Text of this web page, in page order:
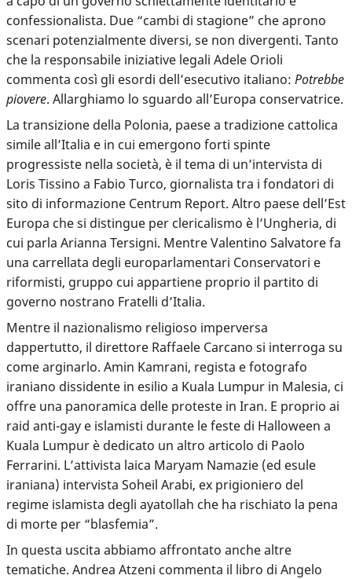
confessionalista. Due “cambi di stagione” che aprono
scenari potenzialmente diversi, se non divergenti. Tanto
che la responsabile iniziative legali Adele Orioli
commenta così gli esordi dell’esecutivo italiano: Potrebbe
piovere. Allarghiamo lo sguardo all’Europa conservatrice.
La transizione della Polonia, paese a tradizione cattolica
simile all’Italia e in cui emergono forti spinte
progressiste nella società, è il tema di un’intervista di
Loris Tissino a Fabio Turco, giornalista tra i fondatori di
sito di informazione Centrum Report. Altro paese dell’Est
Europa che si distingue per clericalismo è l’Ungheria, di
cui parla Arianna Tersigni. Mentre Valentino Salvatore fa
una carrellata degli europarlamentari Conservatori e
riformisti, gruppo cui appartiene proprio il partito di
governo nostrano Fratelli d’Italia.
Mentre il nazionalismo religioso imperversa
dappertutto, il direttore Raffaele Carcano si interroga su
come arginarlo. Amin Kamrani, regista e fotografo
iraniano dissidente in esilio a Kuala Lumpur in Malesia, ci
offre una panoramica delle proteste in Iran. E proprio ai
raid anti-gay e islamisti durante le feste di Halloween a
Kuala Lumpur è dedicato un altro articolo di Paolo
Ferrarini. L’attivista laica Maryam Namazie (ed esule
iraniana) intervista Soheil Arabi, ex prigioniero del
regime islamista degli ayatollah che ha rischiato la pena
di morte per “blasfemia”.
In questa uscita abbiamo affrontato anche altre
tematiche. Andrea Atzeni commenta il libro di Angelo